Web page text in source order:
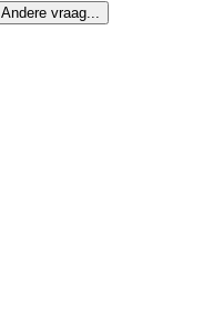
Andere vraag...